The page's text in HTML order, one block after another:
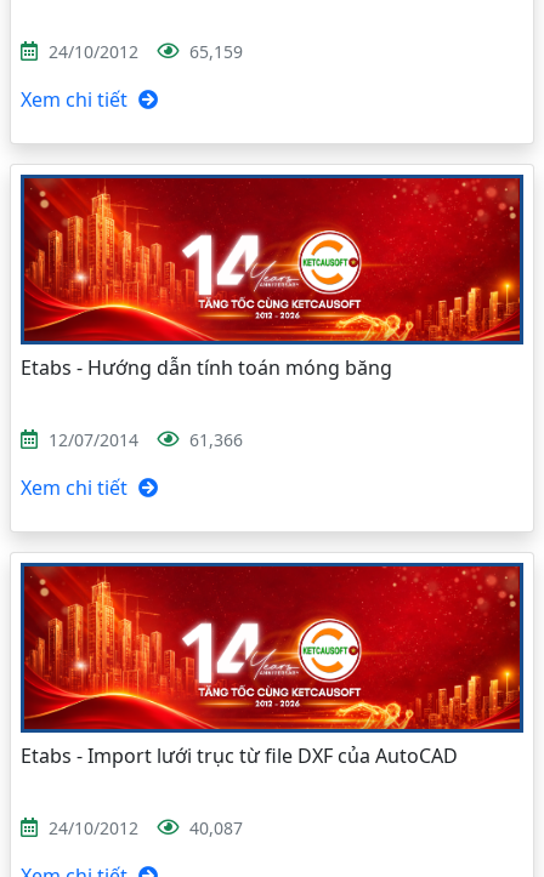
24/10/2012 65,159
Xem chi tiết
Etabs - Hướng dẫn tính toán móng băng
12/07/2014 61,366
Xem chi tiết
Etabs - Import lưới trục từ file DXF của AutoCAD
24/10/2012 40,087